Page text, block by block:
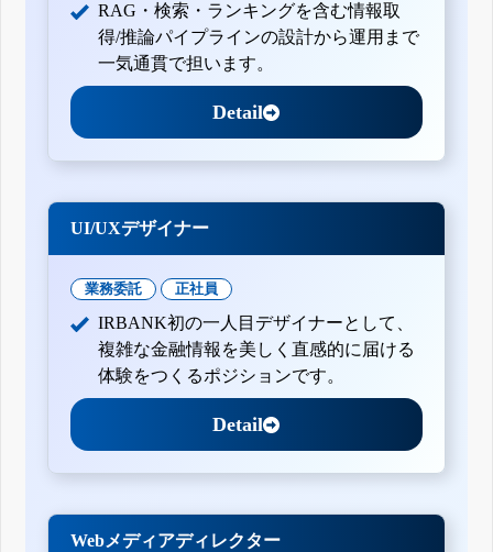
RAG・検索・ランキングを含む情報取
得/推論パイプラインの設計から運用まで
一気通貫で担います。
Detail
UI/UXデザイナー
業務委託 正社員
IRBANK初の一人目デザイナーとして、
複雑な金融情報を美しく直感的に届ける
体験をつくるポジションです。
Detail
Webメディアディレクター